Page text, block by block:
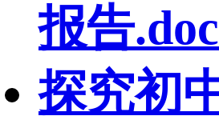
报告
探究初